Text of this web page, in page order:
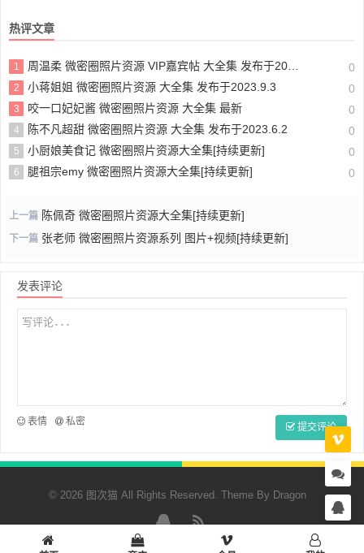
热评文章
1 周温柔 微密圈照片资源 VIP嘉宾帖 大全集 发布于2023.10.10 0
2 小蒋姐姐 微密圈照片资源 大全集 发布于2023.9.3 0
3 咬一口妃妃酱 微密圈照片资源 大全集 最新 0
4 陈不凡超甜 微密圈照片资源 大全集 发布于2023.6.2 0
5 小厨娘美食记 微密圈照片资源大全集[持续更新] 0
6 腿祖宗emy 微密圈照片资源大全集[持续更新] 0
上一篇 陈佩奇 微密圈照片资源大全集[持续更新]
下一篇 张老师 微密圈照片资源系列 图片+视频[持续更新]
发表评论
表情 私密 提交评论
© 2026 图次猫 All Rights Reserved. Theme By Dragon